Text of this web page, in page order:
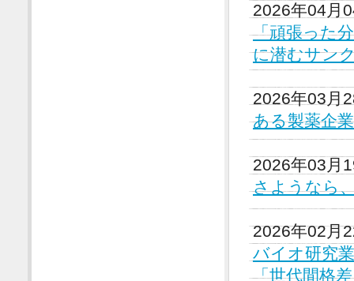
2026年04月
「頑張った
に潜むサン
2026年03月
ある製薬企
2026年03月
さようなら
2026年02月
バイオ研究
「世代間格